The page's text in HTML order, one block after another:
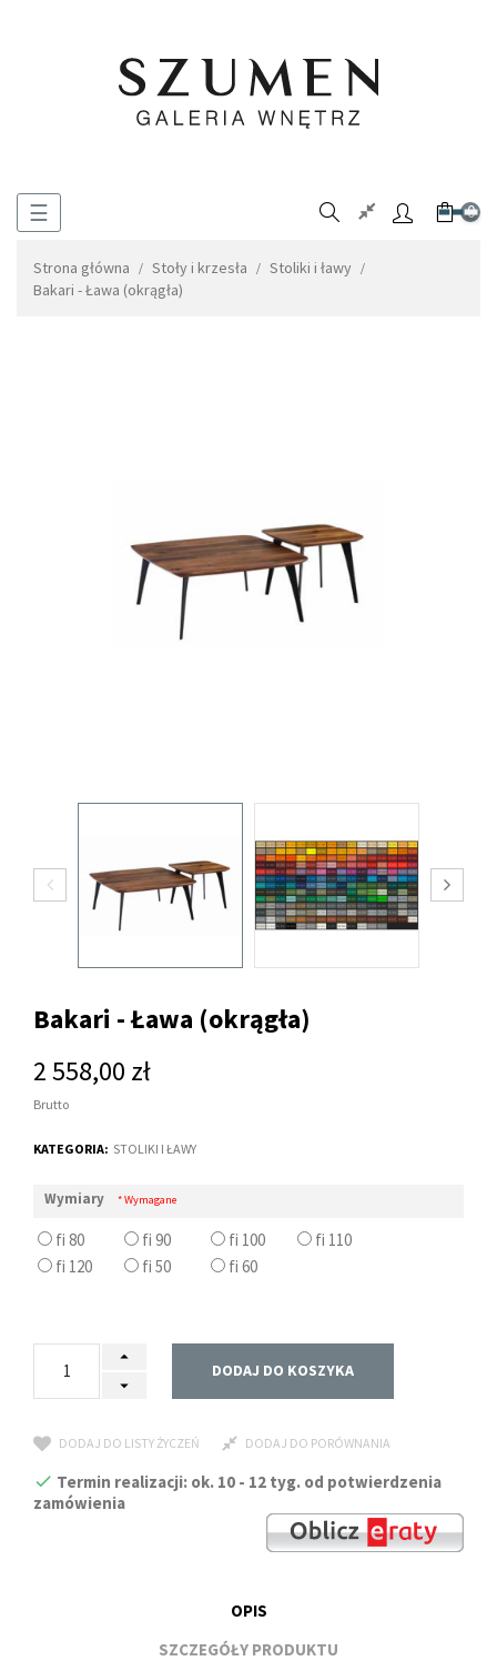
Toggle
☰ 0
Strona główna Stoły i krzesła
Stoliki i ławy
Bakari - Ława (okrągła)
Bakari - Ława (okrągła)
2 558,00 zł
Brutto
KATEGORIA: STOLIKI I ŁAWY
Wymiary * Wymagane
fi 80 fi 90 fi 100
fi 110
fi 120
fi 50 fi 60
DODAJ DO KOSZYKA
DODAJ DO LISTY ŻYCZEŃ DODAJ DO PORÓWNANIA
Termin realizacji: ok. 10 - 12 tyg. od potwierdzenia
zamówienia
OPIS
SZCZEGÓŁY PRODUKTU